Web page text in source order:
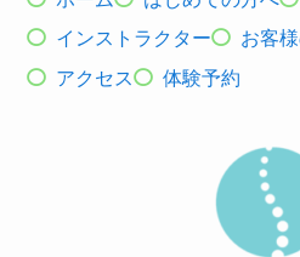
インストラクター
お客
アクセス
体験予約